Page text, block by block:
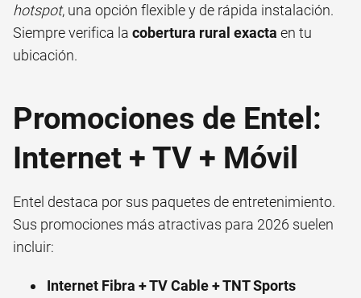
hotspot, una opción flexible y de rápida instalación.
Siempre verifica la cobertura rural exacta en tu
ubicación.
Promociones de Entel:
Internet + TV + Móvil
Entel destaca por sus paquetes de entretenimiento.
Sus promociones más atractivas para 2026 suelen
incluir:
Internet Fibra + TV Cable + TNT Sports